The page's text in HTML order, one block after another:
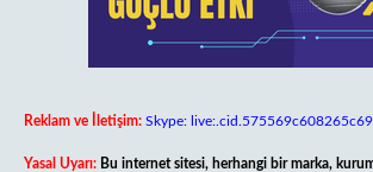
Reklam ve İletişim: Skype: live:.cid.575569c608265c69
Yasal Uyarı: Bu internet sitesi, herhangi bir marka,